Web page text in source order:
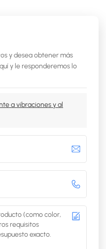
y desea obtener más
y le responderemos lo
a vibraciones y al